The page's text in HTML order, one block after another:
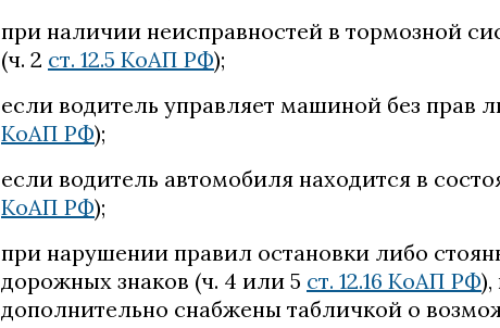
при наличии неисправностей в тормозной
(ч. 2 ст. 12.5 КоАП РФ);
если водитель управляет машиной без прав
КоАП РФ);
если водитель автомобиля находится в
КоАП РФ);
при нарушении правил остановки либо
дорожных знаков (ч. 4 или 5 ст. 12.16 КоАП РФ),
дополнительно снабжены табличкой о